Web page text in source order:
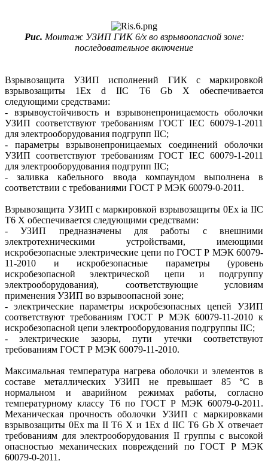
Рис. Монтаж УЗИП ГИК 6/х во взрывоопасной зоне:
последовательное включение
Взрывозащита УЗИП исполнений ГИК с маркировкой
взрывозащиты 1Ex d IIC T6 Gb Х обеспечивается
следующими средствами:
- взрывоустойчивость и взрывонепроницаемость оболочки
УЗИП соответствуют требованиям ГОСТ IEC 60079-1-2011
для электрооборудования подгрупп IIC;
- параметры взрывонепроницаемых соединений оболочки
УЗИП соответствуют требованиям ГОСТ IEC 60079-1-2011
для электрооборудования подгрупп IIC;
- заливка кабельного ввода компаундом выполнена в
соответствии с требованиями ГОСТ Р МЭК 60079-0-2011.
Взрывозащита УЗИП с маркировкой взрывозащиты 0Ex ia IIC
Т6 Х обеспечивается следующими средствами:
- УЗИП предназначены для работы с внешними
электротехническими устройствами, имеющими
искробезопасные электрические цепи по ГОСТ Р МЭК 60079-
11-2010 и искробезопасные параметры (уровень
искробезопасной электрической цепи и подгруппу
электрооборудования), соответствующие условиям
применения УЗИП во взрывоопасной зоне;
- электрические параметры искробезопасных цепей УЗИП
соответствуют требованиям ГОСТ Р МЭК 60079-11-2010 к
искробезопасной цепи электрооборудования подгруппы IIС;
- электрические зазоры, пути утечки соответствуют
требованиям ГОСТ Р МЭК 60079-11-2010.
Максимальная температура нагрева оболочки и элементов в
составе металлических УЗИП не превышает 85 °C в
нормальном и аварийном режимах работы, согласно
температурному классу Т6 по ГОСТ Р МЭК 60079-0-2011.
Механическая прочность оболочки УЗИП с маркировками
взрывозащиты 0Ex ma II T6 Х и 1Ex d IIC T6 Gb Х отвечает
требованиям для электрооборудования II группы с высокой
опасностью механических повреждений по ГОСТ Р МЭК
60079-0-2011.